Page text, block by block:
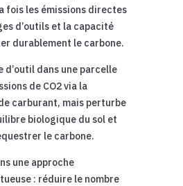
fois les émissions directes
d’outils et la capacité
durablement le carbone.
d’outil dans une parcelle
de CO2 via la
carburant, mais perturbe
biologique du sol et
le carbone.
une approche
: réduire le nombre